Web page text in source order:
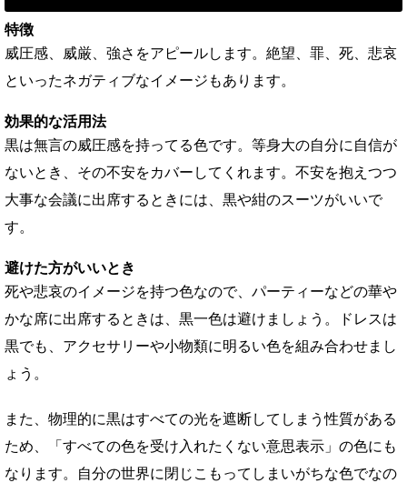
特徴
威圧感、威厳、強さをアピールします。絶望、罪、死、悲哀
といったネガティブなイメージもあります。
効果的な活用法
黒は無言の威圧感を持ってる色です。等身大の自分に自信が
ないとき、その不安をカバーしてくれます。不安を抱えつつ
大事な会議に出席するときには、黒や紺のスーツがいいで
す。
避けた方がいいとき
死や悲哀のイメージを持つ色なので、パーティーなどの華や
かな席に出席するときは、黒一色は避けましょう。ドレスは
黒でも、アクセサリーや小物類に明るい色を組み合わせまし
ょう。
また、物理的に黒はすべての光を遮断してしまう性質がある
ため、「すべての色を受け入れたくない意思表示」の色にも
なります。自分の世界に閉じこもってしまいがちな色でなの